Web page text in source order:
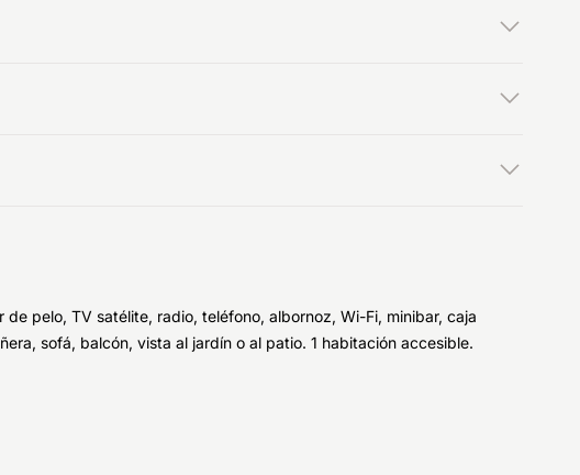
pelo, TV satélite, radio, teléfono, albornoz, Wi-Fi, minibar, caja
sofá, balcón, vista al jardín o al patio. 1 habitación accesible.